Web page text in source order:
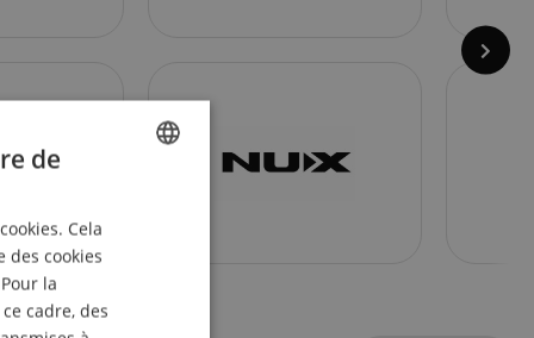
de
Cela
des cookies
la
cadre, des